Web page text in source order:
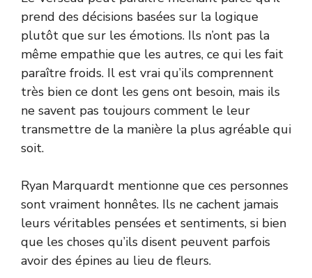
prend des décisions basées sur la logique
plutôt que sur les émotions. Ils n’ont pas la
même empathie que les autres, ce qui les fait
paraître froids. Il est vrai qu’ils comprennent
très bien ce dont les gens ont besoin, mais ils
ne savent pas toujours comment le leur
transmettre de la manière la plus agréable qui
soit.
Ryan Marquardt mentionne que ces personnes
sont vraiment honnêtes. Ils ne cachent jamais
leurs véritables pensées et sentiments, si bien
que les choses qu’ils disent peuvent parfois
avoir des épines au lieu de fleurs.